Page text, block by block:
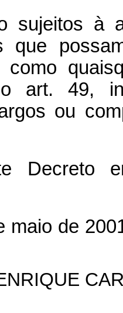
à
que
art. 49,
ou
Decreto
maio de